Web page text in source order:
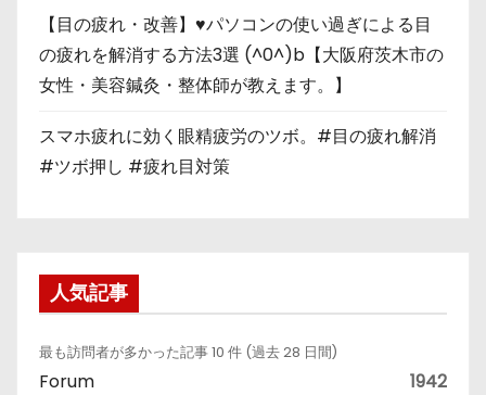
【目の疲れ・改善】♥パソコンの使い過ぎによる目
の疲れを解消する方法3選 (^0^)b【大阪府茨木市の
女性・美容鍼灸・整体師が教えます。】
スマホ疲れに効く眼精疲労のツボ。#目の疲れ解消
#ツボ押し #疲れ目対策
人気記事
最も訪問者が多かった記事 10 件 (過去 28 日間)
Forum 1942